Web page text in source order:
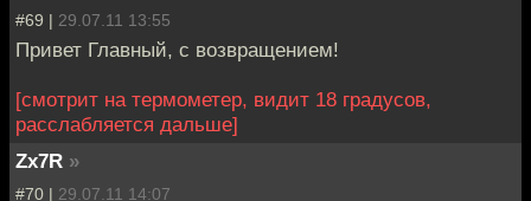
#69 | 29.07.11 13:55
Привет Главный, с возвращением!
[смотрит на термометер, видит 18 градусов,
расслабляется дальше]
Zx7R »
#70 | 29.07.11 14:07